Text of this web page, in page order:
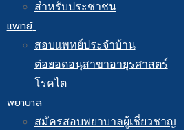
สำหรับประชาชน
แพทย์
สอบแพทย์ประจำบ้าน
ต่อยอดอนุสาขาอายุรศาสตร์
โรคไต
พยาบาล
สมัครสอบพยาบาลผู้เชี่ยวชาญ